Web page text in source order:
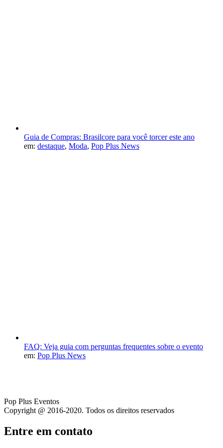
Guia de Compras: Brasilcore para você torcer este ano
em: destaque, Moda, Pop Plus News
FAQ: Veja guia com perguntas frequentes sobre o evento
em: Pop Plus News
Pop Plus Eventos
Copyright @ 2016-2020. Todos os direitos reservados
Entre em contato